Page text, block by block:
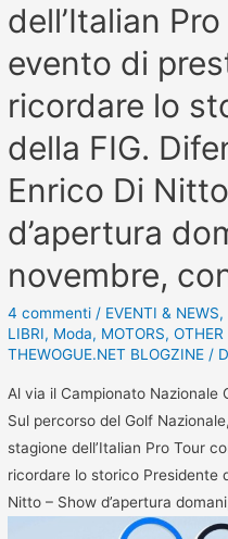
dell’Italian
evento di
ricordare lo
della FIG.
Enrico Di
d’apertura
novembre,
4 commenti / EVENTI & NEWS,
LIBRI, Moda, MOTORS,OTHER
THEWOGUE.NET BLOGZINE /
Al via il Campionato Nazionale
Sul percorso del Golf
stagione dell’Italian Pro Tour
ricordare lo storico Presidente
Nitto – Show d’apertura